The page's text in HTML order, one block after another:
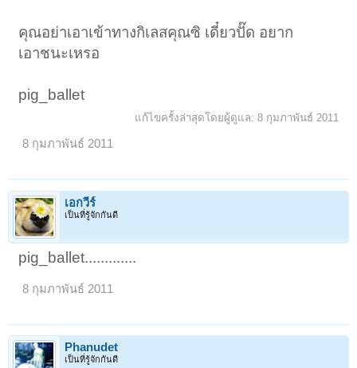
อัปปมัญญา — One is intent on the thought, ‘It is beautiful’.)
4. เพราะล่วงเสียซึ่งรูปสัญญาโดยประการทั้งปวง เพราะปฏิฆสัญญาดับไป
เพราะไม่ใส่ใจ
ที่สุดมิได้ (One
attains and abides in the Sphere of Unbounded Space.)
5. เพราะล่วงเสียซึ่งอากาสานัญจายตนะโดยประการทั้งปวง จึงเข้าถึง
วิญญาณัญจายตนะ
โดยมนสิการว่า วิญญาณหาที่สุดมิได้ (One attains and abides in the
of Unbounded Consciousness.)
6. เพราะล่วงเสียซึ่งวิญญาณัญจายตนะโดยประการทั้งปวง จึงเข้าถึงอา
กิญจัญญายตนะ
โดยมนสิการว่า ไม่มีอะไรเลย (One attains and abides in the Sphere of
Nothingness.)
7. เพราะล่วงเสียซึ่งอากิญจัญญายตนะโดยประการทั้งปวง จึงเข้าถึงเนว
(One attatins and abides in the Sphere of Neither-Perception-Nor-
สัญญาเวทยิตนิโรธอยู่
(One attains and abides in the cessation of Perception and Feeling.)
คุณอย่าเอาเข้าทางกิเลสคุณซิ เดี๋ยวปั๊ด อยาก
เอาชนะเหรอ
pig_ballet
แก้ไขครั้งล่าสุดโดยผู้ดูแล: 8 กุมภาพันธ์ 2011
8 กุมภาพันธ์ 2011
เอกวีร์
เป็นที่รู้จักกันดี
pig_ballet.............
8 กุมภาพันธ์ 2011
Phanudet
เป็นที่รู้จักกันดี
1 2 ถัดไป >